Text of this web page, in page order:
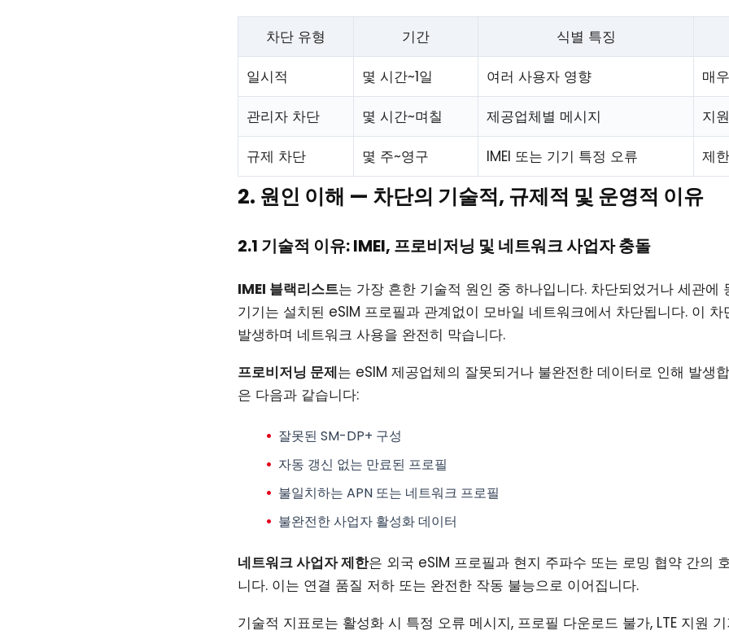
차단 유형 기간 식별 특징
일시적 몇 시간~1일 여러 사용자 영향 매
관리자 차단 몇 시간~며칠 제공업체별 메시지 지
규제 차단 몇 주~영구 IMEI 또는 기기 특정 오류 제
2. 원인 이해 — 차단의 기술적, 규제적 및 운영적 이유
2.1 기술적 이유: IMEI, 프로비저닝 및 네트워크 사업자 충돌
IMEI 블랙리스트는 가장 흔한 기술적 원인 중 하나입니다. 차단되었거나 세관에
기기는 설치된 eSIM 프로필과 관계없이 모바일 네트워크에서 차단됩니다. 이 차
발생하며 네트워크 사용을 완전히 막습니다.
프로비저닝 문제는 eSIM 제공업체의 잘못되거나 불완전한 데이터로 인해 발생
은 다음과 같습니다:
잘못된 SM-DP+ 구성
자동 갱신 없는 만료된 프로필
불일치하는 APN 또는 네트워크 프로필
불완전한 사업자 활성화 데이터
네트워크 사업자 제한은 외국 eSIM 프로필과 현지 주파수 또는 로밍 협약 간의
니다. 이는 연결 품질 저하 또는 완전한 작동 불능으로 이어집니다.
기술적 지표로는 활성화 시 특정 오류 메시지, 프로필 다운로드 불가, LTE 지원